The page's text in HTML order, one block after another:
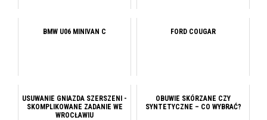
BMW U06 MINIVAN C FORD COUGAR
USUWANIE GNIAZDA SZERSZENI -
SKOMPLIKOWANE ZADANIE WE
WROCŁAWIU
OBUWIE SKÓRZANE CZY
SYNTETYCZNE – CO WYBRAĆ?